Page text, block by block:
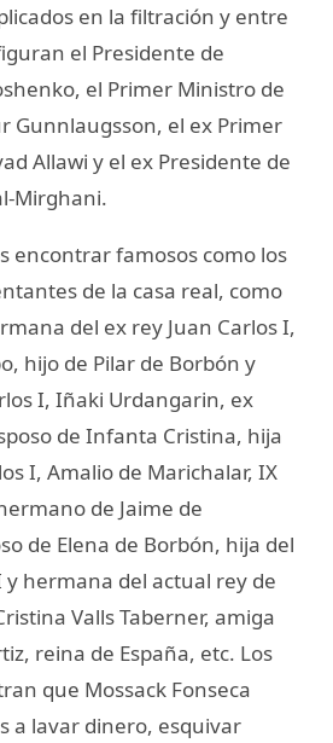
en la filtración y entre
el Presidente de
el Primer Ministro de
Gunnlaugsson, el ex Primer
Allawi y el ex Presidente de
Mirghani.
encontrar famosos como los
de la casa real, como
del ex rey Juan Carlos I,
hijo de Pilar de Borbón y
I, Iñaki Urdangarin, ex
de Infanta Cristina, hija
I, Amalio de Marichalar, IX
de Jaime de
de Elena de Borbón, hija del
y hermana del actual rey de
Valls Taberner, amiga
reina de España, etc. Los
que Mossack Fonseca
a lavar dinero, esquivar